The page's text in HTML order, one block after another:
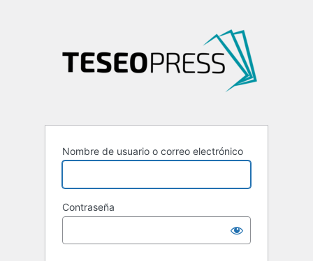
Nombre de usuario o correo electrónico
Contraseña